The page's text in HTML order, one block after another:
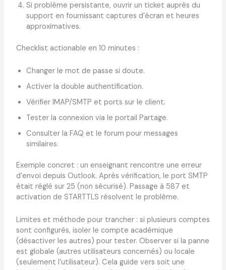
Si problème persistante, ouvrir un ticket auprès du
support en fournissant captures d’écran et heures
approximatives.
Checklist actionable en 10 minutes :
Changer le mot de passe si doute.
Activer la double authentification.
Vérifier IMAP/SMTP et ports sur le client.
Tester la connexion via le portail Partage.
Consulter la FAQ et le forum pour messages
similaires.
Exemple concret : un enseignant rencontre une erreur
d’envoi depuis Outlook. Après vérification, le port SMTP
était réglé sur 25 (non sécurisé). Passage à 587 et
activation de STARTTLS résolvent le problème.
Limites et méthode pour trancher : si plusieurs comptes
sont configurés, isoler le compte académique
(désactiver les autres) pour tester. Observer si la panne
est globale (autres utilisateurs concernés) ou locale
(seulement l’utilisateur). Cela guide vers soit une